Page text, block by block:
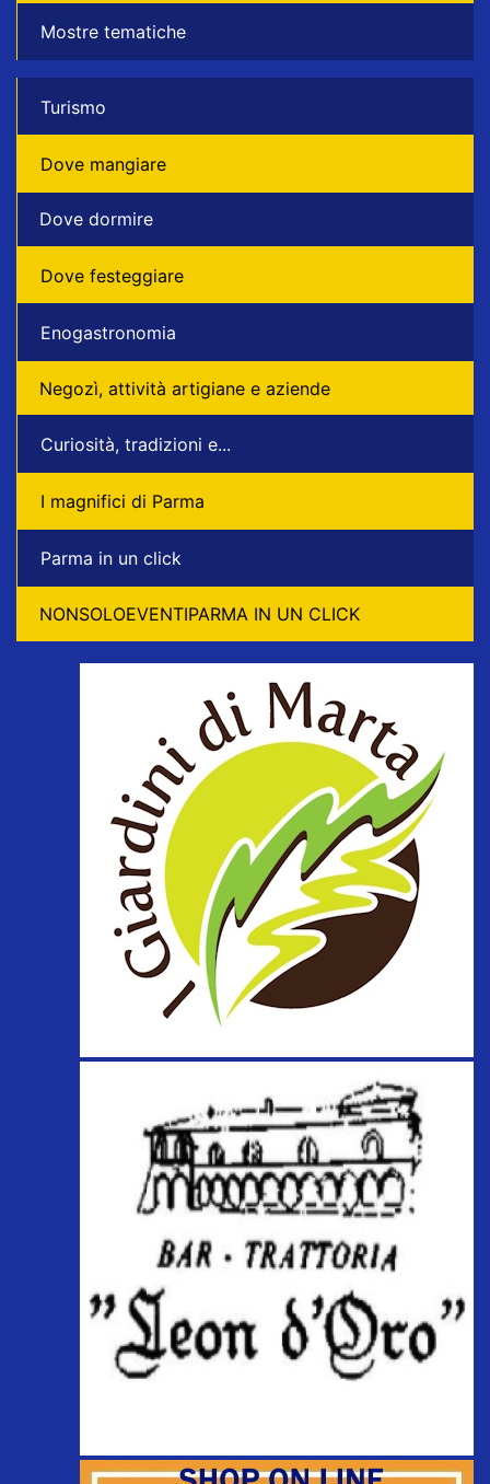
Mostre tematiche
Turismo
Dove mangiare
Dove dormire
Dove festeggiare
Enogastronomia
Negozì, attività artigiane e aziende
Curiosità, tradizioni e...
I magnifici di Parma
Parma in un click
NONSOLOEVENTIPARMA IN UN CLICK